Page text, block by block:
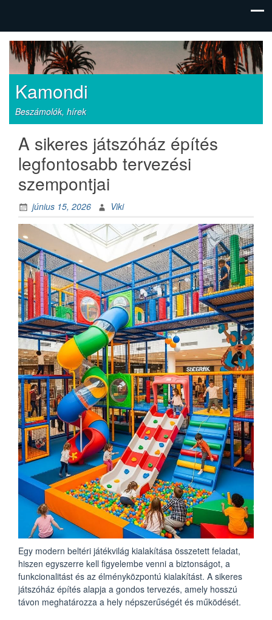
Kamondi
Beszámolók, hírek
A sikeres játszóház építés
legfontosabb tervezési
szempontjai
június 15, 2026 Viki
Egy modern beltéri játékvilág kialakítása összetett feladat,
hiszen egyszerre kell figyelembe venni a biztonságot, a
funkcionalitást és az élményközpontú kialakítást. A sikeres
játszóház építés alapja a gondos tervezés, amely hosszú
távon meghatározza a hely népszerűségét és működését.